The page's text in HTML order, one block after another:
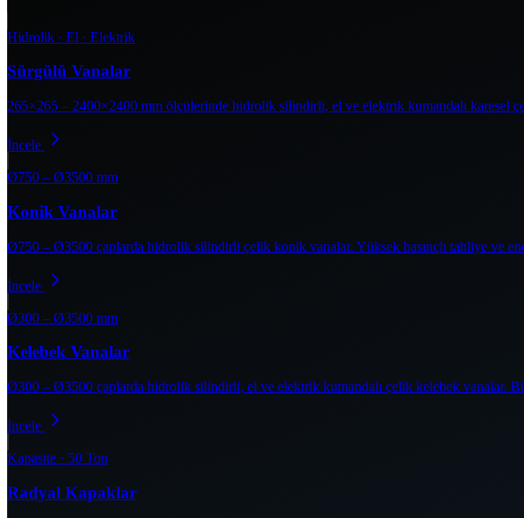
Hidrolik · El · Elektrik
Sürgülü Vanalar
265×265 – 2400×2400 mm ölçülerinde hidrolik silindirli, el ve elektrik kumandalı karesel
İncele
Ø750 – Ø3500 mm
Konik Vanalar
Ø750 – Ø3500 çaplarda hidrolik silindirli çelik konik vanalar. Yüksek basınçlı tahliye ve
İncele
Ø300 – Ø3500 mm
Kelebek Vanalar
Ø300 – Ø3500 çaplarda hidrolik silindirli, el ve elektrik kumandalı çelik kelebek vanalar.
İncele
Kapasite · 50 Ton
Radyal Kapaklar